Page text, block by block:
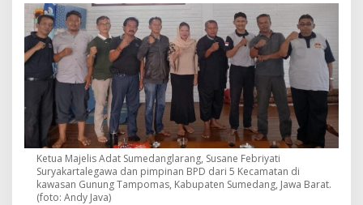
m
a
t
a
n
d
a
n
M
a
j
e
l
Ketua Majelis Adat Sumedanglarang, Susane Febriyati
Suryakartalegawa dan pimpinan BPD dari 5 Kecamatan di
kawasan Gunung Tampomas, Kabupaten Sumedang, Jawa Barat.
(foto: Andy Java)